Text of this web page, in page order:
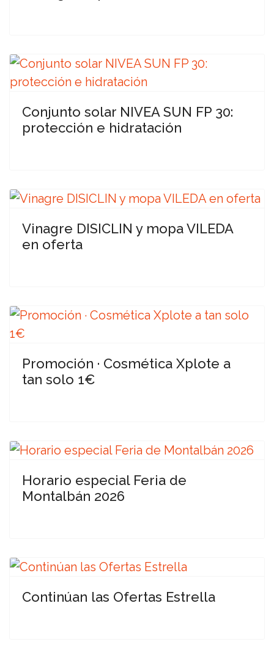
Conjunto solar NIVEA SUN FP 30:
protección e hidratación
Vinagre DISICLIN y mopa VILEDA
en oferta
Promoción · Cosmética Xplote a
tan solo 1€
Horario especial Feria de
Montalbán 2026
Continúan las Ofertas Estrella